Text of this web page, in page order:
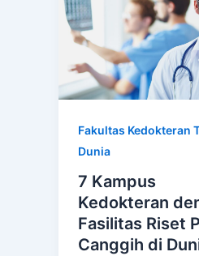
Fakultas Kedokteran
Dunia
7 Kampus
Kedokteran
Fasilitas Riset
Canggih di